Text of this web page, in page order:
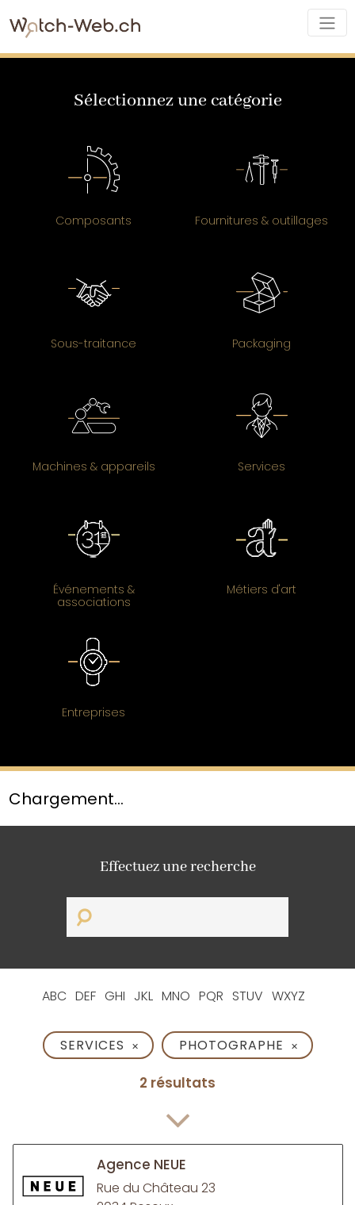
Sélectionnez une catégorie
Composants Fournitures & outillages
Sous-traitance Packaging
Machines & appareils Services
Événements &
associations
Métiers d'art
Entreprises
Chargement...
Effectuez une recherche
ABC DEF GHI JKL MNO PQR STUV WXYZ
SERVICES ✕ PHOTOGRAPHE ✕
2 résultats
Agence NEUE
Rue du Château 23